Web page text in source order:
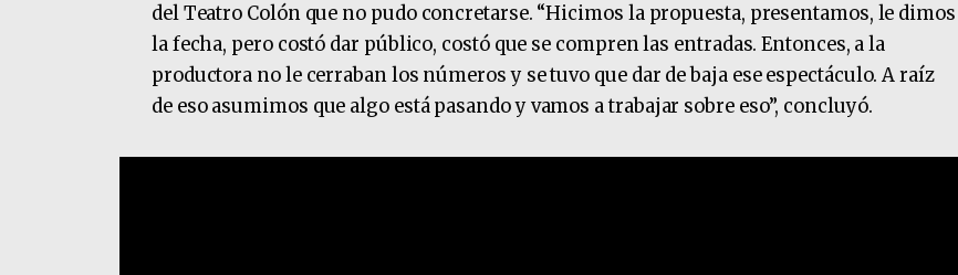
del Teatro Colón que no pudo concretarse. “Hicimos la propuesta, presentamos, le dimos
la fecha, pero costó dar público, costó que se compren las entradas. Entonces, a la
productora no le cerraban los números y se tuvo que dar de baja ese espectáculo. A raíz
de eso asumimos que algo está pasando y vamos a trabajar sobre eso”, concluyó.